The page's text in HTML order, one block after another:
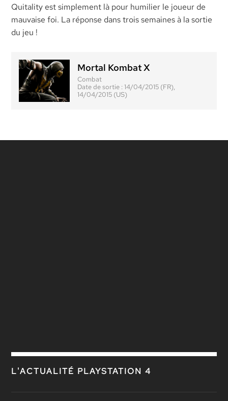
Quitality est simplement là pour humilier le joueur de
mauvaise foi. La réponse dans trois semaines à la sortie
du jeu !
Mortal Kombat X
Combat
Date de sortie : 14/04/2015 (FR),
14/04/2015 (US)
L'ACTUALITÉ PLAYSTATION 4